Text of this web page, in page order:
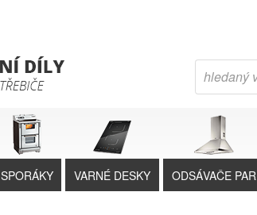
SPORÁKY VARNÉ DESKY ODSÁVAČE PAR